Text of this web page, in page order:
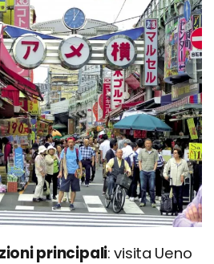
principali visita Ueno